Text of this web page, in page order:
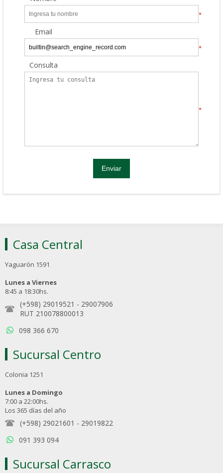
*
Email
*
Consulta
*
Casa Central
Yaguarón 1591
Lunes a Viernes
8:45 a 18:30hs.
(+598) 29019521 - 29007906
RUT 210078800013
098 366 670
Sucursal Centro
Colonia 1251
Lunes a Domingo
7:00 a 22:00hs.
Los 365 días del año
(+598) 29021601 - 29019822
091 393 094
Sucursal Carrasco